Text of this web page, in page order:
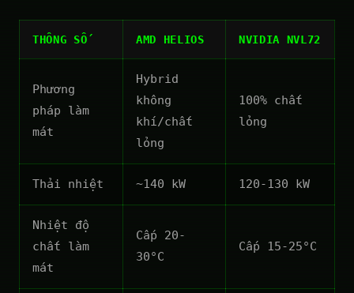
THÔNG SỐ AMD HELIOS NVIDIA NVL72
Phương
pháp làm
mát
Hybrid
không
khí/chất
lỏng
100% chất
lỏng
Thải nhiệt ~140 kW 120-130 kW
Nhiệt độ
chất làm
mát
Cấp 20-
30°C
Cấp 15-25°C